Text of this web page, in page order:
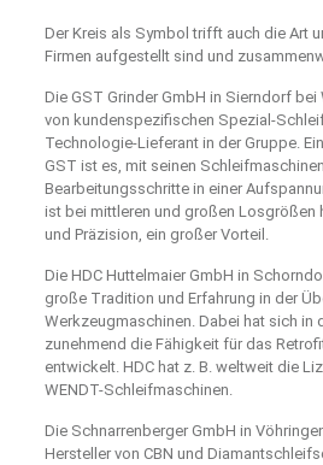
Der Kreis als Symbol trifft auch die Art
Firmen aufgestellt sind und
Die GST Grinder GmbH in Sierndorf bei
von kundenspezifischen Spezial-
Technologie-Lieferant in der Gruppe.
GST ist es, mit seinen
Bearbeitungsschritte in einer
ist bei mittleren und großen Losgrößen
und Präzision, ein großer Vorteil.
Die HDC Huttelmaier GmbH in
große Tradition und Erfahrung in der
Werkzeugmaschinen. Dabei hat sich in
zunehmend die Fähigkeit für das
entwickelt. HDC hat z. B. weltweit die
WENDT-Schleifmaschinen.
Die Schnarrenberger GmbH in
Hersteller von CBN und